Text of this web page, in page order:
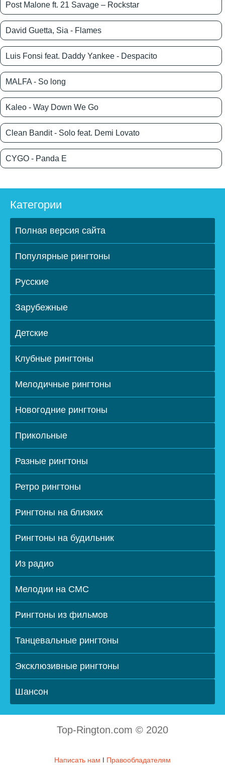
Post Malone ft. 21 Savage – Rockstar
David Guetta, Sia - Flames
Luis Fonsi feat. Daddy Yankee - Despacito
MALFA - So long
Kaleo - Way Down We Go
Clean Bandit - Solo feat. Demi Lovato
CYGO - Panda E
Категории
Полная версия сайта
Популярные рингтоны
Русские
Зарубежные
Детские
Клубные рингтоны
Мелодичные рингтоны
Новогодние рингтоны
Прикольные
Разные рингтоны
Ретро рингтоны
Рингтоны на близких
Рингтоны на будильник
Из радио
Мелодии на СМС
Рингтоны из фильмов
Танцевальные рингтоны
Эксклюзивные рингтоны
Шансон
Top-Rington.com © 2020
Написать нам ǀ Правообладателям